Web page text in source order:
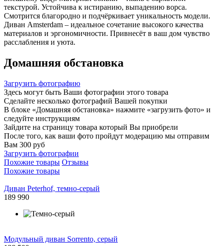
текстурой. Устойчива к истиранию, выпадению ворса.
Смотрится благородно и подчёркивает уникальность модели.
Диван Amsterdam – идеальное сочетание высокого качества
материалов и эргономичности. Привнесёт в ваш дом чувство
расслабления и уюта.
Домашняя обстановка
Загрузить фотографию
Здесь могут быть Ваши фотографии этого товара
Сделайте несколько фотографий Вашей покупки
В блоке «Домашняя обстановка» нажмите «загрузить фото» и
следуйте инструкциям
Зайдите на страницу товара который Вы приобрели
После того, как ваши фото пройдут модерацию мы отправим
Вам 300 руб
Загрузить фотографии
Похожие товары Отзывы
Похожие товары
Диван Peterhof, темно-серый
189 990
Модульный диван Sorrento, серый